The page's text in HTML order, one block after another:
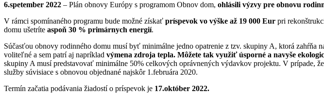
6.spetember 2022 – Plán obnovy Európy s programom Obnov dom, ohlásili výzvy pre obnovu
V rámci spomínaného programu bude možné získať príspevok vo výške až 19 000 Eur pri
domu ušetríte aspoň 30 % primárnych energií.
Súčasťou obnovy rodinného domu musí byť minimálne jedno opatrenie z tzv. skupiny A, ktorá
voliteľné a sem patrí aj napríklad výmena zdroja tepla. Môžete tak využiť úsporné a navyše
skupiny A musí predstavovať minimálne 50% celkových oprávnených výdavkov projektu. V prípade,
služby súvisiace s obnovou objednané najskôr 1.februára 2020.
Termín začatia podávania žiadostí o príspevok je 17.október 2022.